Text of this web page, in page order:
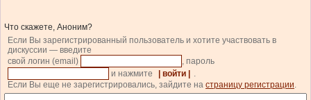
Что скажете, Аноним?
Если Вы зарегистрированный пользователь и хотите участвовать в
дискуссии — введите
свой логин (email)
, пароль
и нажмите
| войти |
.
Если Вы еще не зарегистрировались, зайдите на страницу регистрации.